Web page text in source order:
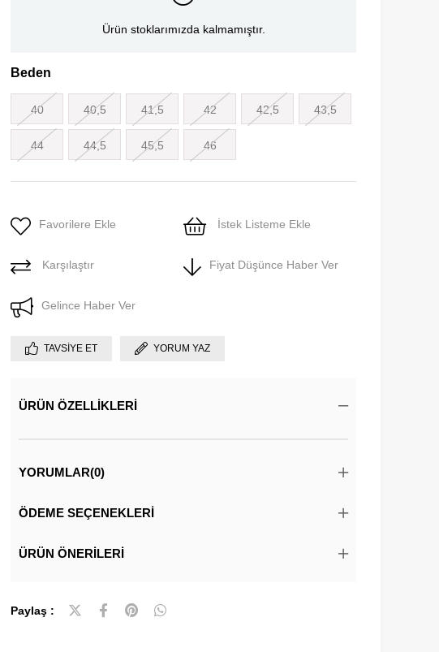
Ürün stoklarımızda kalmamıştır.
Beden
40 40,5 41,5 42 42,5 43,5
44 44,5 45,5 46
Favorilere Ekle İstek Listeme Ekle
Karşılaştır Fiyat Düşünce Haber Ver
Gelince Haber Ver
TAVSIYE ET YORUM YAZ
ÜRÜN ÖZELLIKLERI
YORUMLAR(0)
ÖDEME SEÇENEKLERI
ÜRÜN ÖNERILERI
Paylaş :